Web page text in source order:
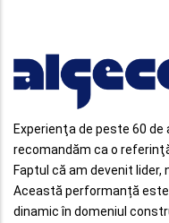
Experienţa de peste 60
recomandăm ca o
Faptul că am devenit lider,
Această performanță
dinamic în domeniul